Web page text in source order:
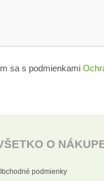
sa s podmienkami
O
podmienky